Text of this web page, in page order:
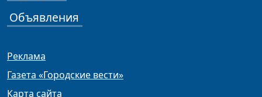
Объявления
Реклама
Газета «Городские вести»
Карта сайта